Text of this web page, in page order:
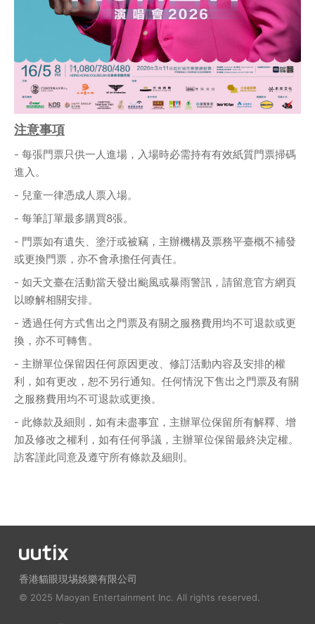
注意事項
- 每張門票只供一人進場，入場時必需持有有效紙質門票掃碼
進入。
- 兒童一律憑成人票入場。
- 每筆訂單最多購買8張。
- 門票如有遺失、塗汙或被竊，主辦機構及票務平臺概不補發
或更換門票，亦不會承擔任何責任。
- 如天文臺在活動當天發出颱風或暴雨警訊，請留意官方網頁
以瞭解相關安排。
- 透過任何方式售出之門票及有關之服務費用均不可退款或更
換，亦不可轉售。
- 主辦單位保留因任何原因更改、修訂活動內容及安排的權
利，如有更改，恕不另行通知。任何情況下售出之門票及有關
之服務費用均不可退款或更換。
- 此條款及細則，如有未盡事宜，主辦單位保留所有解釋、增
加及修改之權利，如有任何爭議，主辦單位保留最終決定權。
訪客謹此同意及遵守所有條款及細則。
香港貓眼現埸娛樂有限公司
© 2025 Maoyan Entertainment Inc. All rights reserved.